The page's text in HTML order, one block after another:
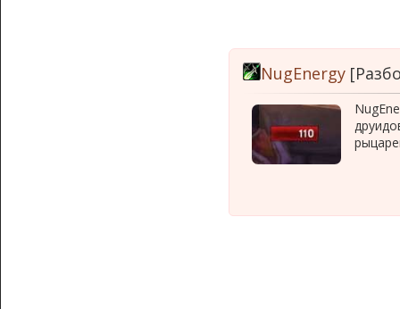
NugEnergy